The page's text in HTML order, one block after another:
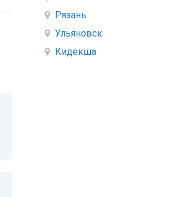
Рязань
Ульяновск
Кидекша